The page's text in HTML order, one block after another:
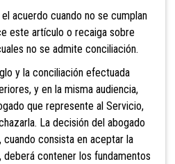
acuerdo cuando no se cumplan
este artículo o recaiga sobre
no se admite conciliación.
y la conciliación efectuada
y en la misma audiencia,
que represente al Servicio,
La decisión del abogado
consista en aceptar la
contener los fundamentos